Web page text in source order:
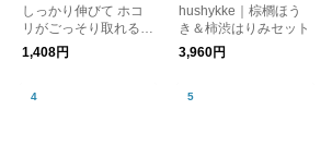
しっかり伸びて ホコ
リがごっそり取れる
すき間職人 / 掃除 グッ
ズ ブラシ モップ
1,408円
hushykke｜棕櫚ほう
き＆柿渋はりみセット
3,960円